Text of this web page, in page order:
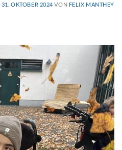
31. OKTOBER 2024VON FELIX MANTHEY